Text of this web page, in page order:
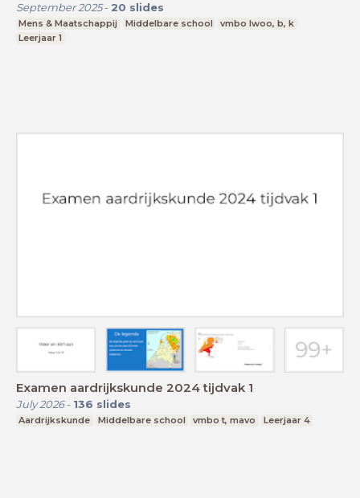
September 2025- 20 slides
Mens & Maatschappij Middelbare school
vmbo lwoo, b, k
Leerjaar 1
Examen aardrijkskunde 2024 tijdvak 1
July 2026- 136 slides
Aardrijkskunde Middelbare school vmbo t, mavo Leerjaar 4